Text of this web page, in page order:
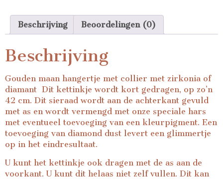
Beschrijving Beoordelingen (0)
Beschrijving
Gouden maan hangertje met collier met zirkonia of
diamant Dit kettinkje wordt kort gedragen, op zo’n
42 cm. Dit sieraad wordt aan de achterkant gevuld
met as en wordt vermengd met onze speciale hars
met eventueel toevoeging van een kleurpigment. Een
toevoeging van diamond dust levert een glimmertje
op in het eindresultaat.
U kunt het kettinkje ook dragen met de as aan de
voorkant. U kunt dit helaas niet zelf vullen. Dit kan